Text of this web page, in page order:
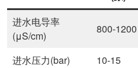
进水电导率
(μS/cm)
800-1200
进水压力(bar)
10-15